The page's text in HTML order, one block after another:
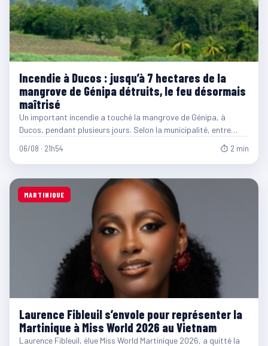
Incendie à Ducos : jusqu’à 7 hectares de la
mangrove de Génipa détruits, le feu désormais
maîtrisé
Un important incendie a touché la mangrove de Génipa, à
Ducos, pendant plusieurs jours. Selon la municipalité, entre…
06/08 · 21h54 ⏱ 2 min
MARTINIQUE
Laurence Fibleuil s’envole pour représenter la
Martinique à Miss World 2026 au Vietnam
Laurence Fibleuil, élue Miss World Martinique 2026, a quitté la